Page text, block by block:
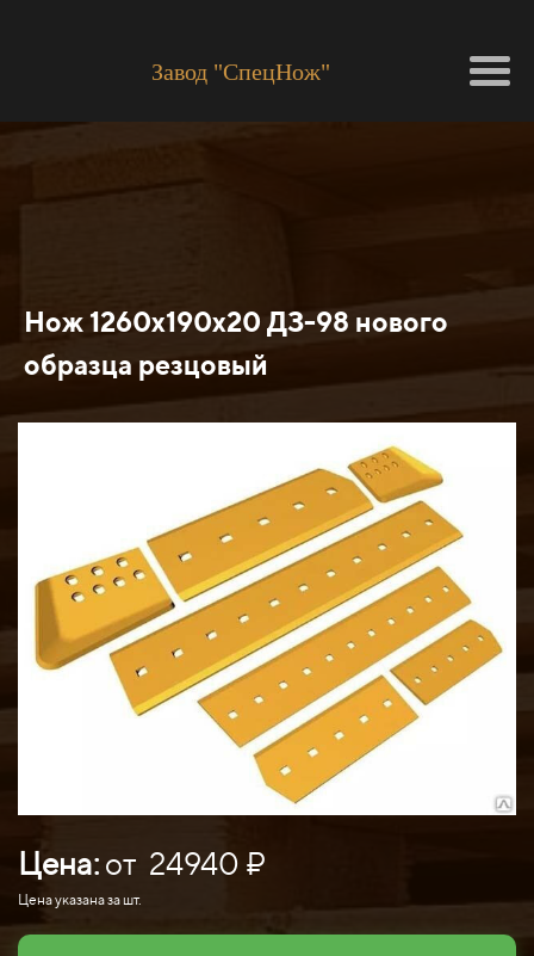
Завод "СпецНож"
Нож 1260х190х20 ДЗ-98 нового
образца резцовый
Цена:от 24940 ₽
Цена указана за шт.